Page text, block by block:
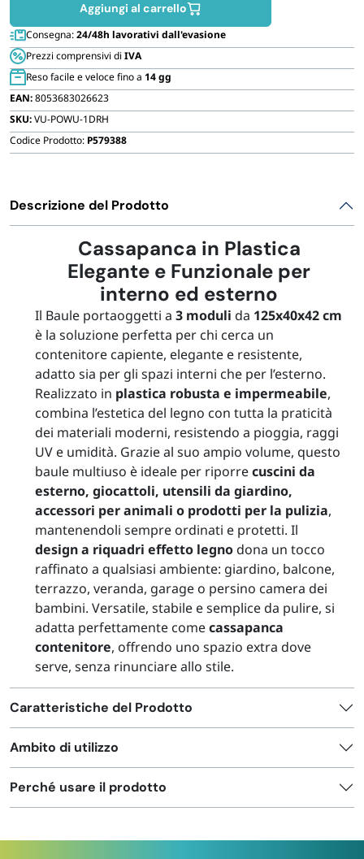
Plastica
a
3
Moduli
125x40x42
cm
Effetto
Aggiungi al carrello
Consegna:24/48h lavorativi dall'evasione
Prezzi comprensivi di IVA
Reso facile e veloce fino a 14 gg
EAN:8053683026623
SKU:VU-POWU-1DRH
Codice Prodotto: P579388
Descrizione del Prodotto
Cassapanca in Plastica
Elegante e Funzionale per
interno ed esterno
Il Baule portaoggetti a 3 moduli da 125x40x42 cm
è la soluzione perfetta per chi cerca un
contenitore capiente, elegante e resistente,
adatto sia per gli spazi interni che per l’esterno.
Realizzato in plastica robusta e impermeabile,
combina l’estetica del legno con tutta la praticità
dei materiali moderni, resistendo a pioggia, raggi
UV e umidità. Grazie al suo ampio volume, questo
baule multiuso è ideale per riporrecuscini da
esterno, giocattoli, utensili da giardino,
accessori per animali o prodotti per la pulizia,
mantenendoli sempre ordinati e protetti. Il
design a riquadri effetto legnodona un tocco
raffinato a qualsiasi ambiente: giardino, balcone,
terrazzo, veranda, garage o persino camera dei
bambini. Versatile, stabile e semplice da pulire, si
adatta perfettamente comecassapanca
contenitore, offrendo uno spazio extra dove
serve, senza rinunciare allo stile.
Caratteristiche del Prodotto
Ambito di utilizzo
Perché usare il prodotto